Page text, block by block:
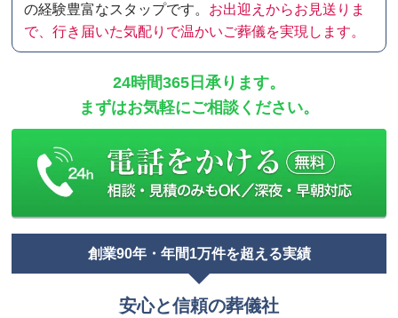
の経験豊富なスタップです。 お出迎えからお見送りま
で、行き届いた気配りで温かいご葬儀を実現します。
24時間365日承ります。
まずはお気軽にご相談ください。
創業90年・年間1万件を超える実績
安心と信頼の葬儀社